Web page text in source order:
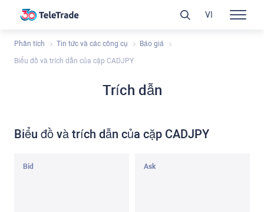
Phân tích Tin tức và các công cụ Báo giá
Biểu đồ và trích dẫn của cặp CADJPY
Trích dẫn
Biểu đồ và trích dẫn của cặp CADJPY
Bid Ask
VI